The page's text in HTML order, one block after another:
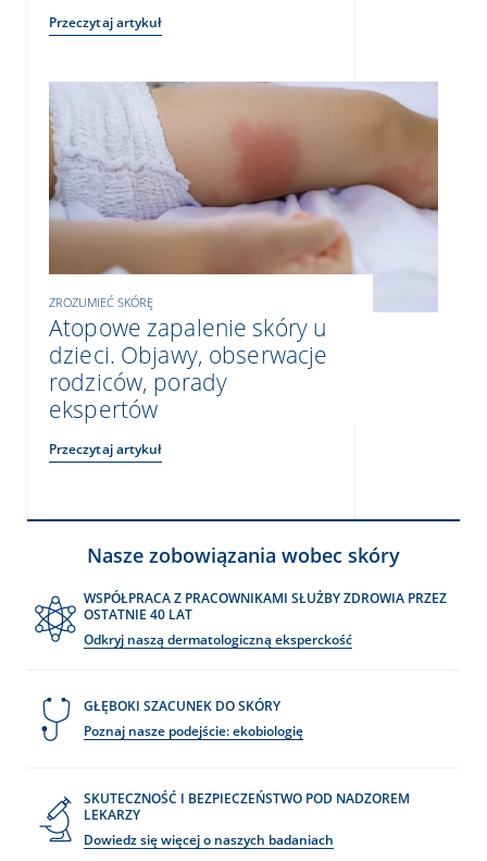
Przeczytaj artykuł
ZROZUMIEĆ SKÓRĘ
Atopowe zapalenie skóry u
dzieci. Objawy, obserwacje
rodziców, porady
ekspertów
Przeczytaj artykuł
Nasze zobowiązania wobec skóry
WSPÓŁPRACA Z PRACOWNIKAMI SŁUŻBY ZDROWIA PRZEZ
OSTATNIE 40 LAT
Odkryj naszą dermatologiczną eksperckość
GŁĘBOKI SZACUNEK DO SKÓRY
Poznaj nasze podejście: ekobiologię
SKUTECZNOŚĆ I BEZPIECZEŃSTWO POD NADZOREM
LEKARZY
Dowiedz się więcej o naszych badaniach